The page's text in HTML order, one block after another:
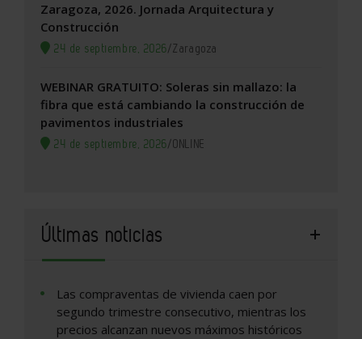
Zaragoza, 2026. Jornada Arquitectura y
Construcción
24 de septiembre, 2026/Zaragoza
WEBINAR GRATUITO: Soleras sin mallazo: la
fibra que está cambiando la construcción de
pavimentos industriales
24 de septiembre, 2026/ONLINE
Últimas noticias
Las compraventas de vivienda caen por
segundo trimestre consecutivo, mientras los
precios alcanzan nuevos máximos históricos